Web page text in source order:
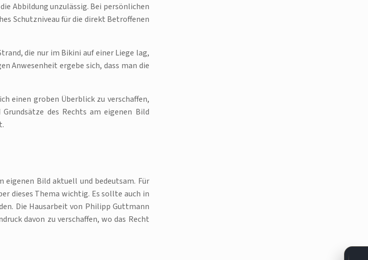
Abbildung unzulässig. Bei persönlichen
Schutzniveau für die direkt Betroffenen
die nur im Bikini auf einer Liege lag,
Anwesenheit ergebe sich, dass man die
einen groben Überblick zu verschaffen,
des Rechts am eigenen Bild
Bild aktuell und bedeutsam. Für
dieses Thema wichtig. Es sollte auch in
Die Hausarbeit von Philipp Guttmann
davon zu verschaffen, wo das Recht